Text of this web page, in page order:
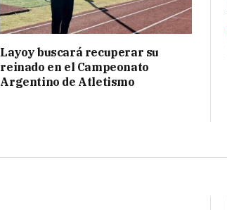
Layoy buscará recuperar su
reinado en el Campeonato
Argentino de Atletismo